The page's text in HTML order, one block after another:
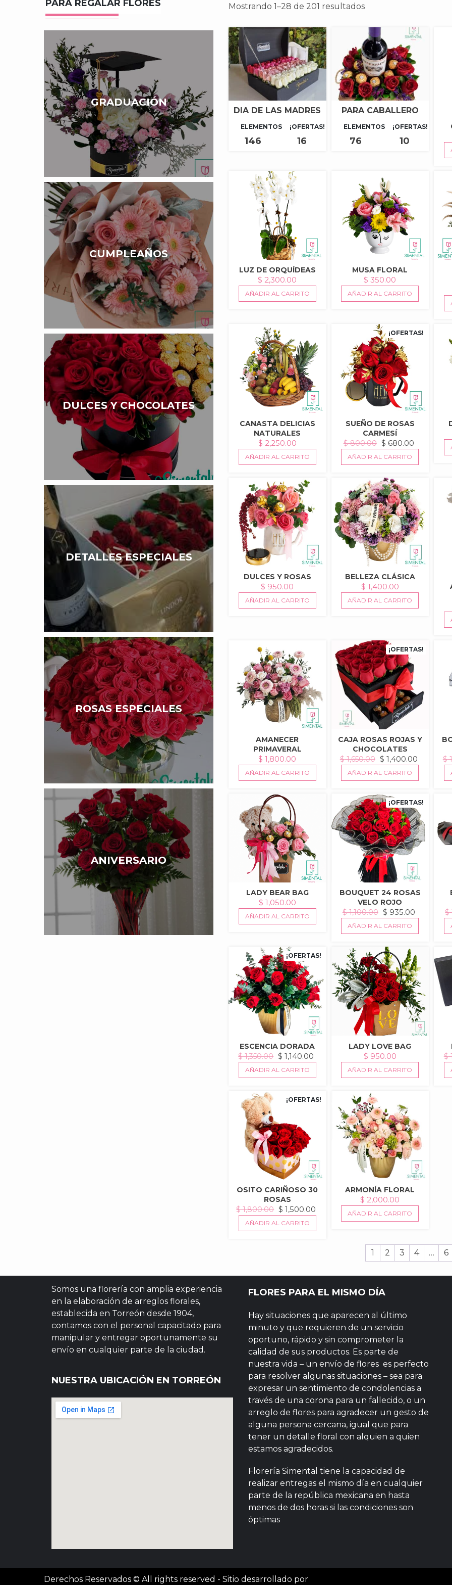
Mostrando 1–28 de 201 resultadosOrdenado
los
últimos
DIA DE LAS MADRES
146
ELEMENTOS
16
¡OFERTAS!
PARA CABALLERO
76
ELEMENTOS
10
¡OFERTAS!
LUZ DE ORQUÍDEAS
$ 2,300.00
AÑADIR AL CARRITO
MUSA FLORAL
$ 350.00
AÑADIR AL CARRITO
CANASTA DELICIAS
NATURALES
$ 2,250.00
AÑADIR AL CARRITO
¡OFERTAS!
SUEÑO DE ROSAS
CARMESÍ
$800.00 EL
PRECIO
ORIGINAL
ERA:
$ 800.00.
$ 680.00
PRECIO
ACTUAL
AÑADIR AL CARRITO
DULCES Y ROSAS
$ 950.00
AÑADIR AL CARRITO
BELLEZA CLÁSICA
$ 1,400.00
AÑADIR AL CARRITO
AMANECER
PRIMAVERAL
$ 1,800.00
AÑADIR AL CARRITO
¡OFERTAS!
CAJA ROSAS ROJAS Y
CHOCOLATES
$1,650.00 EL
PRECIO
ORIGINAL
$ 1,650.00.
$ 1,400.00
ACTUAL
$
AÑADIR AL CARRITO
$
LADY BEAR BAG
$ 1,050.00
AÑADIR AL CARRITO
¡OFERTAS!
BOUQUET 24 ROSAS
VELO ROJO
$1,100.00 EL
PRECIO
ORIGINAL
ERA:
$ 1,100.00.
$ 935.00
ACTUAL
$ 935.00.
AÑADIR AL CARRITO
$
¡OFERTAS!
ESCENCIA DORADA
$1,350.00 EL
PRECIO
ORIGINAL
$ 1,350.00.
$ 1,140.00
ACTUAL
$ 1,140.00.
AÑADIR AL CARRITO
LADY LOVE BAG
$ 950.00
AÑADIR AL CARRITO
$
¡OFERTAS!
OSITO CARIÑOSO 30
ROSAS
$1,800.00 EL
PRECIO
ORIGINAL
$ 1,500.00
PRECIO
AÑADIR AL CARRITO
ARMONÍA FLORAL
$ 2,000.00
AÑADIR AL CARRITO
1 2 3 4 … 6
PARA REGALAR FLORES
GRADUACIÓN
CUMPLEAÑOS
DULCES Y CHOCOLATES
DETALLES ESPECIALES
ROSAS ESPECIALES
ANIVERSARIO
Somos una florería con amplia experiencia
en la elaboración de arreglos florales,
establecida en Torreón desde 1904,
contamos con el personal capacitado para
manipular y entregar oportunamente su
envío en cualquier parte de la ciudad.
NUESTRA UBICACIÓN EN TORREÓN
FLORES PARA EL MISMO DÍA
Hay situaciones que aparecen al último
minuto y que requieren de un servicio
oportuno, rápido y sin comprometer la
calidad de sus productos. Es parte de
nuestra vida – un envío de flores es perfecto
para resolver algunas situaciones – sea para
expresar un sentimiento de condolencias a
través de una corona para un fallecido, o un
arreglo de flores para agradecer un gesto de
alguna persona cercana, igual que para
tener un detalle floral con alquien a quien
estamos agradecidos.
Florería Simental tiene la capacidad de
realizar entregas el mismo día en cualquier
parte de la república mexicana en hasta
menos de dos horas si las condiciones son
óptimas
Derechos Reservados © All rights reserved - Sitio desarrollado por